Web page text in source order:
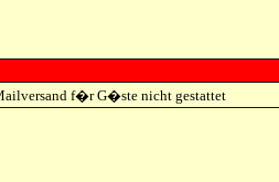
f�r G�ste nicht gestattet